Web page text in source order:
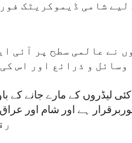
لیے شامی ڈیموکریٹک
نے عالمی سطح پر آئی
وسائل و ذرائع اور اس
لیڈروں کے مارے جانے کے